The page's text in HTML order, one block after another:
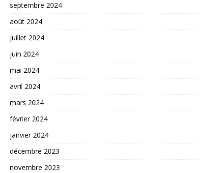
septembre 2024
août 2024
juillet 2024
juin 2024
mai 2024
avril 2024
mars 2024
février 2024
janvier 2024
décembre 2023
novembre 2023